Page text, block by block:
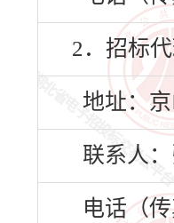
2．招标
地址：
联系人
电话（